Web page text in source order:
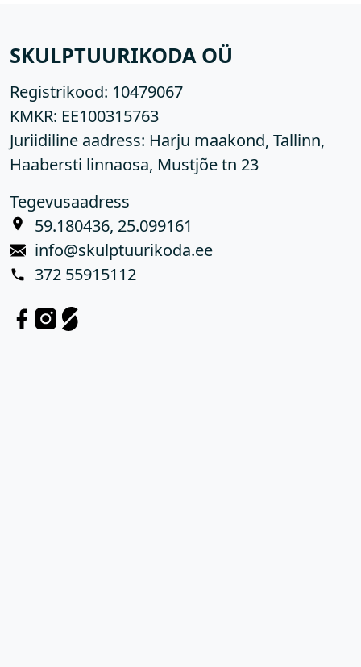
SKULPTUURIKODA OÜ
Registrikood: 10479067
KMKR: EE100315763
Juriidiline aadress: Harju maakond, Tallinn,
Haabersti linnaosa, Mustjõe tn 23
Tegevusaadress
59.180436, 25.099161
info@skulptuurikoda.ee
372 55915112